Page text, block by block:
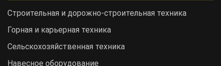
Строительная и дорожно-cтроительная техника
Горная и карьерная техника
Сельскохозяйственная техника
Навесное оборудование